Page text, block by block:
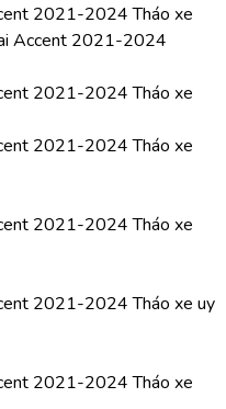
2021-2024 Tháo xe
Accent 2021-2024
2021-2024 Tháo xe
2021-2024 Tháo xe
2021-2024 Tháo xe
2021-2024 Tháo xe uy
2021-2024 Tháo xe